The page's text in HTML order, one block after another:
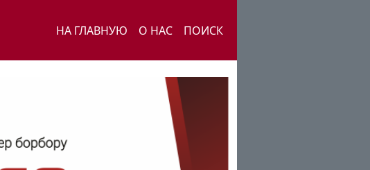
НА ГЛАВНУЮ О НАС ПОИСК